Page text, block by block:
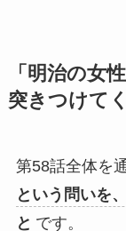
「明治の女
突きつけて
第58話全体を
という問いを
と です。